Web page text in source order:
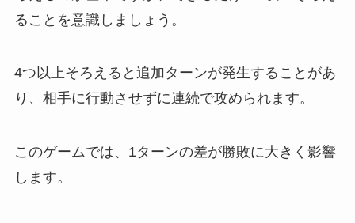
ることを意識しましょう。
4つ以上そろえると追加ターンが発生することがあ
り、相手に行動させずに連続で攻められます。
このゲームでは、1ターンの差が勝敗に大きく影響
します。